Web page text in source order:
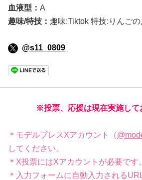
血液型： A
趣味/特技： 趣味:Tiktok 特技:りんごの
@s11_0809
※投票、応援は現在実施して
＊モデルプレスXアカウント（
してください。
＊X投票にはXアカウントが必要です。
＊入力フォームに自動入力される